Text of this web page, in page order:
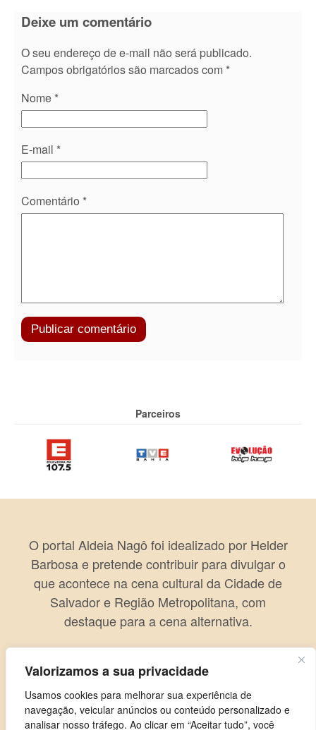
Valorizamos a sua privacidade
Usamos cookies para melhorar sua experiência de
navegação, veicular anúncios ou conteúdo personalizado e
analisar nosso tráfego. Ao clicar em “Aceitar tudo”, você
Deixe um comentário
O seu endereço de e-mail não será publicado.
Campos obrigatórios são marcados com *
Nome *
E-mail *
Comentário *
Parceiros
O portal Aldeia Nagô foi idealizado por Helder
Barbosa e pretende contribuir para divulgar o
que acontece na cena cultural da Cidade de
Salvador e Região Metropolitana, com
destaque para a cena alternativa.